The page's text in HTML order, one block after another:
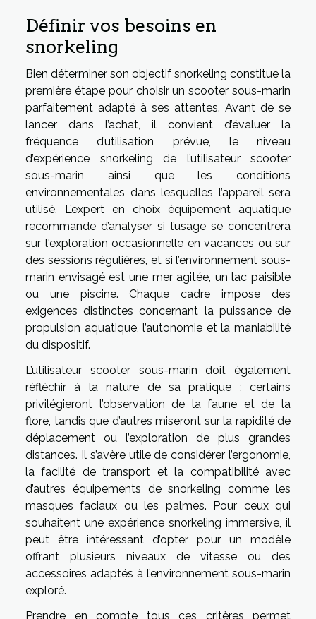
Définir vos besoins en
snorkeling
Bien déterminer son objectif snorkeling constitue la
première étape pour choisir un scooter sous-marin
parfaitement adapté à ses attentes. Avant de se
lancer dans l’achat, il convient d’évaluer la
fréquence d’utilisation prévue, le niveau
d’expérience snorkeling de l’utilisateur scooter
sous-marin ainsi que les conditions
environnementales dans lesquelles l’appareil sera
utilisé. L’expert en choix équipement aquatique
recommande d’analyser si l’usage se concentrera
sur l'exploration occasionnelle en vacances ou sur
des sessions régulières, et si l’environnement sous-
marin envisagé est une mer agitée, un lac paisible
ou une piscine. Chaque cadre impose des
exigences distinctes concernant la puissance de
propulsion aquatique, l’autonomie et la maniabilité
du dispositif.
L’utilisateur scooter sous-marin doit également
réfléchir à la nature de sa pratique : certains
privilégieront l’observation de la faune et de la
flore, tandis que d’autres miseront sur la rapidité de
déplacement ou l’exploration de plus grandes
distances. Il s’avère utile de considérer l’ergonomie,
la facilité de transport et la compatibilité avec
d’autres équipements de snorkeling comme les
masques faciaux ou les palmes. Pour ceux qui
souhaitent une expérience snorkeling immersive, il
peut être intéressant d’opter pour un modèle
offrant plusieurs niveaux de vitesse ou des
accessoires adaptés à l’environnement sous-marin
exploré.
Prendre en compte tous ces critères permet